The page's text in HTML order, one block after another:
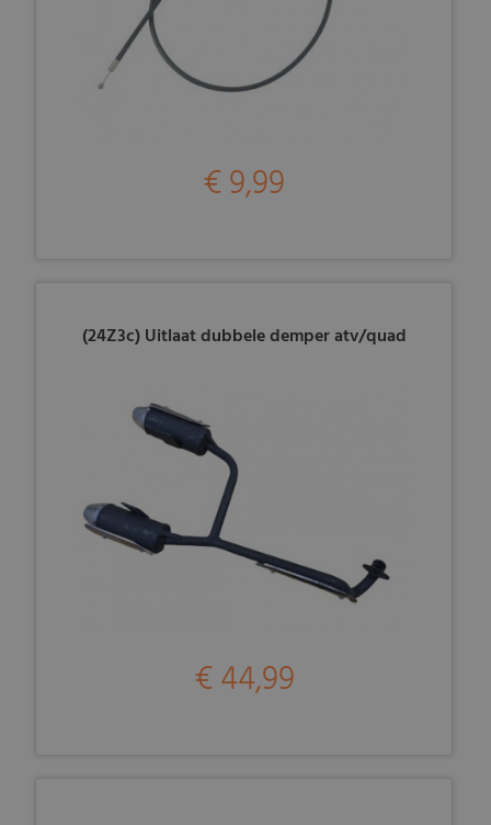
€ 9,99
(24Z3c) Uitlaat dubbele demper atv/quad
€ 44,99